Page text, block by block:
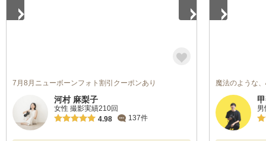
7月8月ニューボーンフォト割引クーポンあり
河村 麻梨子
女性 撮影実績210回
4.98
137件
魔法のような